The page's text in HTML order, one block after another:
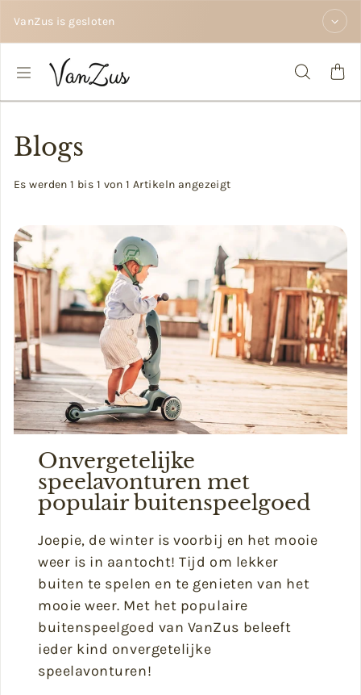
VanZus is gesloten
Blogs
Es werden 1 bis 1 von 1 Artikeln angezeigt
Onvergetelijke
speelavonturen met
populair buitenspeelgoed
Joepie, de winter is voorbij en het mooie
weer is in aantocht! Tijd om lekker
buiten te spelen en te genieten van het
mooie weer. Met het populaire
buitenspeelgoed van VanZus beleeft
ieder kind onvergetelijke
speelavonturen!